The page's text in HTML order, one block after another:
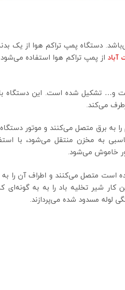
دستگاه پمپ تراکم هوا از یک
آباد از پمپ تراکم هوا استفاده می‌شود
و… تشکیل شده است. این دستگاه با
می‌کند.
به برق متصل می‌کنند و موتور
به مخزن منتقل می‌شود، با
خاموش می‌شود.
است متصل می‌کنند و اطراف آن را به
شیر تخلیه باد را به به گونه‌ای
لوله مسدود شده می‌پردازند.